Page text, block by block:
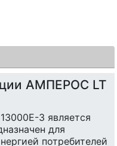
АМПЕРОС LT
3 является
для
потребителей